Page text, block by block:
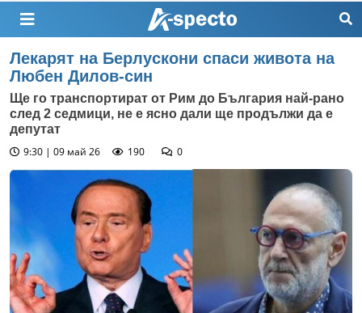
Лекарят на Берлускони спаси живота на
Любен Дилов-син
Ще го транспортират от Рим до България най-рано
след 2 седмици, не е ясно дали ще продължи да е
депутат
9:30 | 09 май 26
190 0